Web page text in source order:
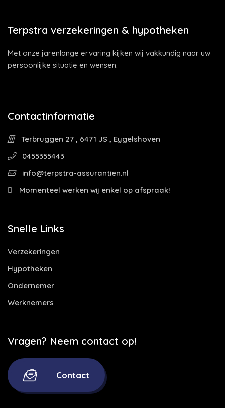
Terpstra verzekeringen & hypotheken
Met onze jarenlange ervaring kijken wij vakkundig naar uw
persoonlijke situatie en wensen.
Contactinformatie
Terbruggen 27 , 6471 JS , Eygelshoven
0455355443
info@terpstra-assurantien.nl
Momenteel werken wij enkel op afspraak!
Snelle Links
Verzekeringen
Hypotheken
Ondernemer
Werknemers
Vragen? Neem contact op!
Contact